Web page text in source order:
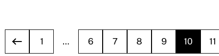
1 … 6 7 8 9 10 11